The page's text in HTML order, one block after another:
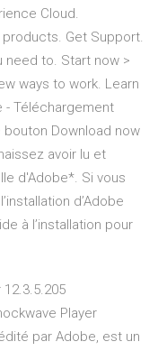
Cloud.
Get Support.
need to. Start now >
ways to work. Learn
- Téléchargement
bouton Download now
avoir lu et
d'Adobe*. Si vous
d’Adobe
à l’installation pour
Player
par Adobe, est un